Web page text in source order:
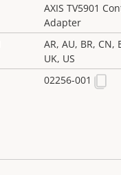
AXIS TV5901
Adapter
AR, AU, BR, CN,
UK, US
02256-001